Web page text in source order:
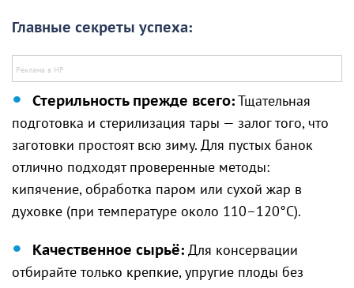
Главные секреты успеха:
Стерильность прежде всего:Тщательная
подготовка и стерилизация тары — залог того, что
заготовки простоят всю зиму. Для пустых банок
отлично подходят проверенные методы:
кипячение, обработка паром или сухой жар в
духовке (при температуре около 110–120°C).
Качественное сырьё: Для консервации
отбирайте только крепкие, упругие плоды без